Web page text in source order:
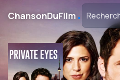
ChansonDuFilm ․